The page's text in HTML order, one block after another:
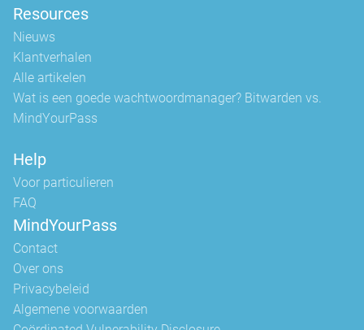
Resources
Nieuws
Klantverhalen
Alle artikelen
Wat is een goede wachtwoordmanager? Bitwarden vs.
MindYourPass
Help
Voor particulieren
FAQ
MindYourPass
Contact
Over ons
Privacybeleid
Algemene voorwaarden